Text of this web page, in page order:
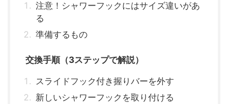
注意！シャワーフックにはサイズ違いがあ
る
準備するもの
交換手順（3ステップで解説）
スライドフック付き握りバーを外す
新しいシャワーフックを取り付ける